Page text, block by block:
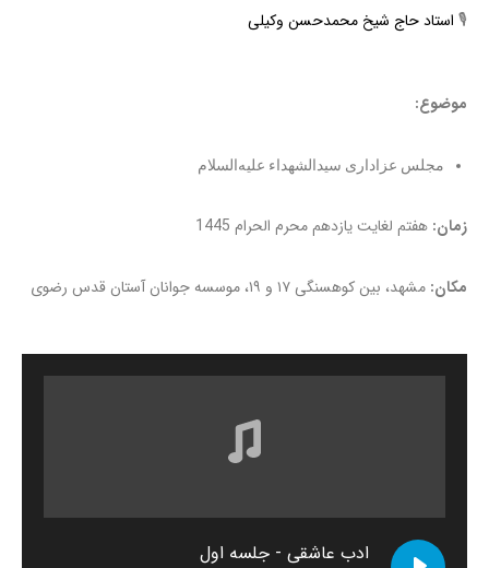
🎙 استاد حاج شیخ محمدحسن وکیلی
موضوع:
مجلس عزاداری سیدالشهداء علیه‌السلام
زمان: هفتم لغایت یازدهم محرم الحرام 1445
مکان: مشهد، بین کوهسنگی ۱۷ و ۱۹، موسسه جوانان آستان قدس رضوی
ادب عاشقی - جلسه اول